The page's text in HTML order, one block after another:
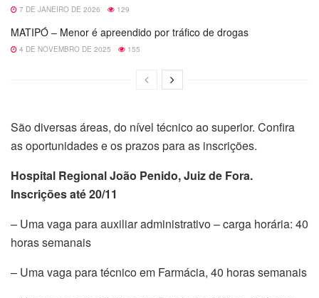
7 DE JANEIRO DE 2026 129
MATIPÓ – Menor é apreendido por tráfico de drogas
4 DE NOVEMBRO DE 2025 155
São diversas áreas, do nível técnico ao superior. Confira
as oportunidades e os prazos para as inscrições.
Hospital Regional João Penido, Juiz de Fora.
Inscrições até 20/11
– Uma vaga para auxiliar administrativo – carga horária: 40
horas semanais
– Uma vaga para técnico em Farmácia, 40 horas semanais